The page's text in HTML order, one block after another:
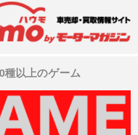
種以上のゲーム